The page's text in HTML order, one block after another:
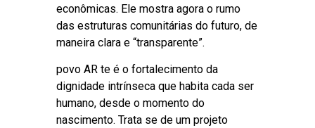
econômicas. Ele mostra agora o rumo
das estruturas comunitárias do futuro, de
maneira clara e “transparente”.
povo AR te é o fortalecimento da
dignidade intrínseca que habita cada ser
humano, desde o momento do
nascimento. Trata se de um projeto